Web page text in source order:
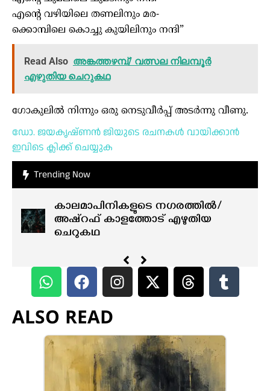
എന്റെ വഴിയിലെ തണലിനും മര-
ക്കൊമ്പിലെ കൊച്ചു കുയിലിനും നന്ദി”
Read Also അങ്കത്തഴമ്പ്/ വത്സല നിലമ്പൂർ
എഴുതിയ ചെറുകഥ
ഗോകുലിൽ നിന്നും ഒരു നെടുവീർപ്പ് അടർന്നു വീണു.
ഡോ. ജയകൃഷ്ണൻ ജിയുടെ രചനകൾ വായിക്കാൻ
ഇവിടെ ക്ലിക്ക് ചെയ്യുക
Trending Now
കാലമാപിനികളുടെ നഗരത്തിൽ/
അഷ്റഫ് കാളത്തോട് എഴുതിയ
ചെറുകഥ
ALSO READ